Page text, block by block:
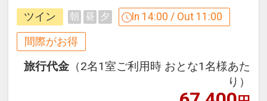
多様な宿泊スタイルに合わせた充実のサ
ービス
◆セルフクローク
ロークをご用意しております。 チェック
イン前とチェックアウト後、フロントに
ツイン 朝 昼 夕 In 14:00 / Out 11:00
間際がお得
旅行代金 （2名1室ご利用時 おとな1名様あた
り）